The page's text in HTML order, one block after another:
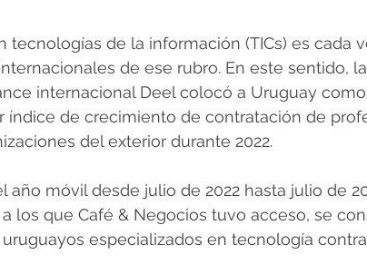
tecnologías de la información (TICs) es cada
de ese rubro. En este sentido,
internacional Deel colocó a Uruguay
índice de crecimiento de contratación de
del exterior durante 2022.
año móvil desde julio de 2022 hasta julio de
los que Café & Negocios tuvo acceso, se
especializados en tecnología